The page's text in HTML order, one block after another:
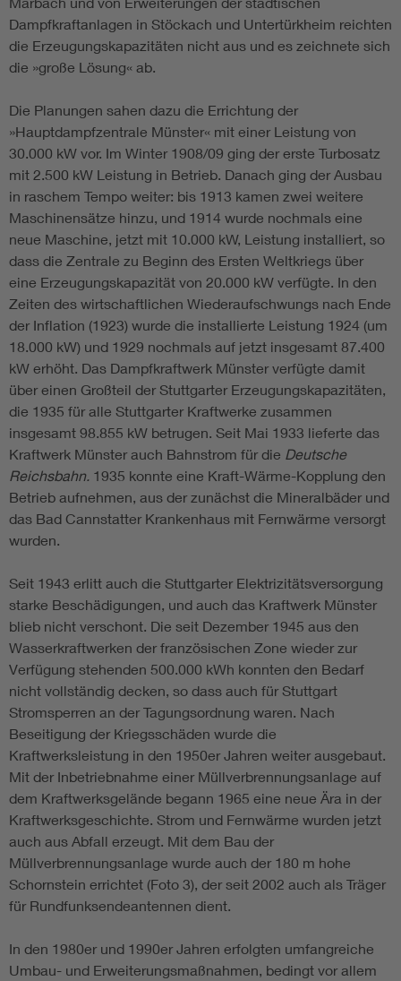
Dampfkraftanlagen in Stöckach und Untertürkheim reichten
die Erzeugungskapazitäten nicht aus und es zeichnete sich
die »große Lösung« ab.
Die Planungen sahen dazu die Errichtung der
»Hauptdampfzentrale Münster« mit einer Leistung von
30.000 kW vor. Im Winter 1908/09 ging der erste Turbosatz
mit 2.500 kW Leistung in Betrieb. Danach ging der Ausbau
in raschem Tempo weiter: bis 1913 kamen zwei weitere
Maschinensätze hinzu, und 1914 wurde nochmals eine
neue Maschine, jetzt mit 10.000 kW, Leistung installiert, so
dass die Zentrale zu Beginn des Ersten Weltkriegs über
eine Erzeugungskapazität von 20.000 kW verfügte. In den
Zeiten des wirtschaftlichen Wiederaufschwungs nach Ende
der Inflation (1923) wurde die installierte Leistung 1924 (um
18.000 kW) und 1929 nochmals auf jetzt insgesamt 87.400
kW erhöht. Das Dampfkraftwerk Münster verfügte damit
über einen Großteil der Stuttgarter Erzeugungskapazitäten,
die 1935 für alle Stuttgarter Kraftwerke zusammen
insgesamt 98.855 kW betrugen. Seit Mai 1933 lieferte das
Kraftwerk Münster auch Bahnstrom für die Deutsche
Reichsbahn. 1935 konnte eine Kraft-Wärme-Kopplung den
Betrieb aufnehmen, aus der zunächst die Mineralbäder und
das Bad Cannstatter Krankenhaus mit Fernwärme versorgt
wurden.
Seit 1943 erlitt auch die Stuttgarter Elektrizitätsversorgung
starke Beschädigungen, und auch das Kraftwerk Münster
blieb nicht verschont. Die seit Dezember 1945 aus den
Wasserkraftwerken der französischen Zone wieder zur
Verfügung stehenden 500.000 kWh konnten den Bedarf
nicht vollständig decken, so dass auch für Stuttgart
Stromsperren an der Tagungsordnung waren. Nach
Beseitigung der Kriegsschäden wurde die
Kraftwerksleistung in den 1950er Jahren weiter ausgebaut.
Mit der Inbetriebnahme einer Müllverbrennungsanlage auf
dem Kraftwerksgelände begann 1965 eine neue Ära in der
Kraftwerksgeschichte. Strom und Fernwärme wurden jetzt
auch aus Abfall erzeugt. Mit dem Bau der
Müllverbrennungsanlage wurde auch der 180 m hohe
Schornstein errichtet (Foto 3), der seit 2002 auch als Träger
für Rundfunksendeantennen dient.
In den 1980er und 1990er Jahren erfolgten umfangreiche
Umbau- und Erweiterungsmaßnahmen, bedingt vor allem